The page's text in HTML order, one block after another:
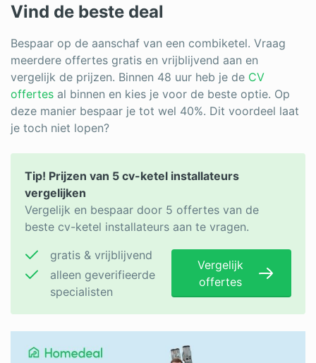
Vind de beste deal
Bespaar op de aanschaf van een combiketel. Vraag
meerdere offertes gratis en vrijblijvend aan en
vergelijk de prijzen. Binnen 48 uur heb je de CV
offertes al binnen en kies je voor de beste optie. Op
deze manier bespaar je tot wel 40%. Dit voordeel laat
je toch niet lopen?
Tip! Prijzen van 5 cv-ketel installateurs
vergelijken
Vergelijk en bespaar door 5 offertes van de
beste cv-ketel installateurs aan te vragen.
gratis & vrijblijvend
alleen geverifieerde
specialisten
Vergelijk
offertes